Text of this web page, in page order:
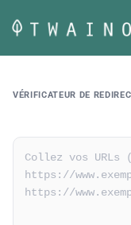
au
contenu
VÉRIFICATEUR DE